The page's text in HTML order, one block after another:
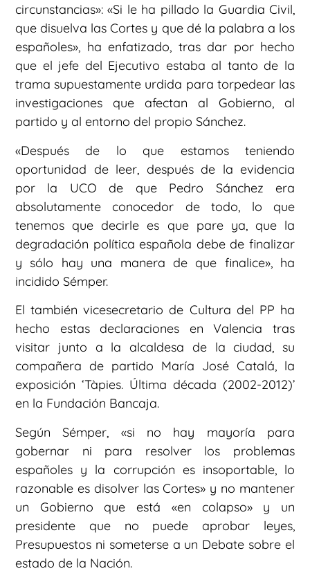
circunstancias»: «Si le ha pillado la Guardia Civil,
que disuelva las Cortes y que dé la palabra a los
españoles», ha enfatizado, tras dar por hecho
que el jefe del Ejecutivo estaba al tanto de la
trama supuestamente urdida para torpedear las
investigaciones que afectan al Gobierno, al
partido y al entorno del propio Sánchez.
«Después de lo que estamos teniendo
oportunidad de leer, después de la evidencia
por la UCO de que Pedro Sánchez era
absolutamente conocedor de todo, lo que
tenemos que decirle es que pare ya, que la
degradación política española debe de finalizar
y sólo hay una manera de que finalice», ha
incidido Sémper.
El también vicesecretario de Cultura del PP ha
hecho estas declaraciones en Valencia tras
visitar junto a la alcaldesa de la ciudad, su
compañera de partido María José Catalá, la
exposición ‘Tàpies. Última década (2002-2012)’
en la Fundación Bancaja.
Según Sémper, «si no hay mayoría para
gobernar ni para resolver los problemas
españoles y la corrupción es insoportable, lo
razonable es disolver las Cortes» y no mantener
un Gobierno que está «en colapso» y un
presidente que no puede aprobar leyes,
Presupuestos ni someterse a un Debate sobre el
estado de la Nación.